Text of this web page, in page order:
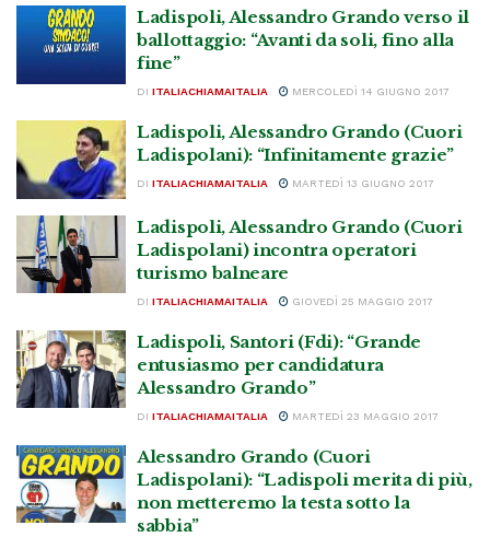
Ladispoli, Alessandro Grando verso il
ballottaggio: “Avanti da soli, fino alla
fine”
DI ITALIACHIAMAITALIA MERCOLEDÌ 14 GIUGNO 2017
Ladispoli, Alessandro Grando (Cuori
Ladispolani): “Infinitamente grazie”
DI ITALIACHIAMAITALIA MARTEDÌ 13 GIUGNO 2017
Ladispoli, Alessandro Grando (Cuori
Ladispolani) incontra operatori
turismo balneare
DI ITALIACHIAMAITALIA GIOVEDÌ 25 MAGGIO 2017
Ladispoli, Santori (Fdi): “Grande
entusiasmo per candidatura
Alessandro Grando”
DI ITALIACHIAMAITALIA MARTEDÌ 23 MAGGIO 2017
Alessandro Grando (Cuori
Ladispolani): “Ladispoli merita di più,
non metteremo la testa sotto la
sabbia”